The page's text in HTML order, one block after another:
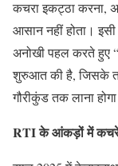
कचरा इकट्ठा करना,
आसान नहीं होता।
अनोखी पहल करते हुए
शुरुआत की है, जिसके
गौरीकुंड तक लाना
RTI के आंकड़ों में कचरे